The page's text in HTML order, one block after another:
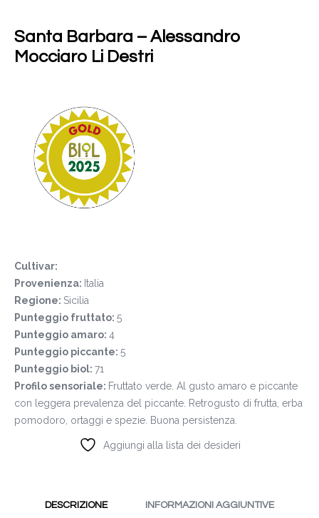
Santa Barbara – Alessandro
Mocciaro Li Destri
Cultivar:
Provenienza: Italia
Regione: Sicilia
Punteggio fruttato: 5
Punteggio amaro: 4
Punteggio piccante: 5
Punteggio biol: 71
Profilo sensoriale: Fruttato verde. Al gusto amaro e piccante
con leggera prevalenza del piccante. Retrogusto di frutta, erba
pomodoro, ortaggi e spezie. Buona persistenza.
Aggiungi alla lista dei desideri
DESCRIZIONE INFORMAZIONI AGGIUNTIVE